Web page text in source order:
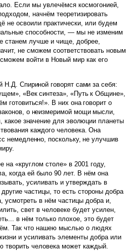
Если мы увлечёмся космогонией,
начнём теоретизировать
не освоили практически, или будем
способности, — мы не изменим
станем лучше и чище, добрее,
не сможем соответствовать новым
войти в Новый мир как его
Н.Д. Спириной говорят сами за себя:
«Век синтеза», «Путь к Общине»,
готовиться!». В них она говорит о
о неизмеримой мощи мысли,
какое значение для эволюции планеты
каждого человека. Она
немедленно, поскольку, не улучшив
на «круглом столе» в 2001 году,
когда ей было 90 лет. В нём она
усиливать и утверждать в
частицы, то есть стороны добра
усмотреть в нём частицы добра и,
свет в человеке будет усилен,
в нём только плохое, это будет
Так что нашею мыслью о людях
и усиливать элементы добра или
человека может каждый.